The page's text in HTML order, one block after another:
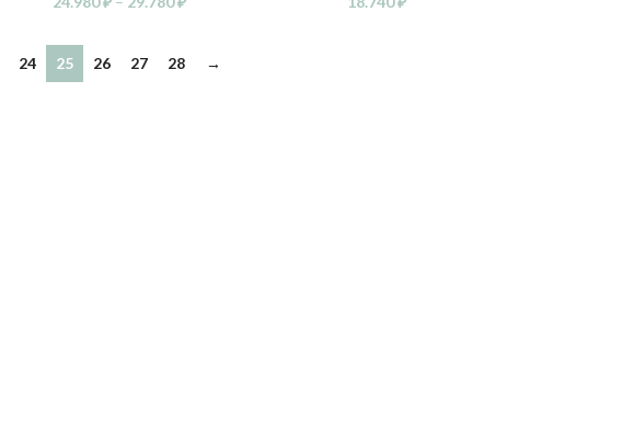
24 25 26 27 28 →